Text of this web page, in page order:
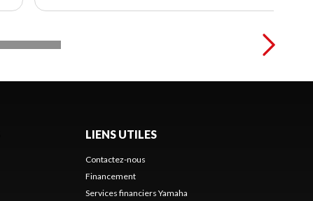
LIENS UTILES
Contactez-nous
Financement
Services financiers Yamaha